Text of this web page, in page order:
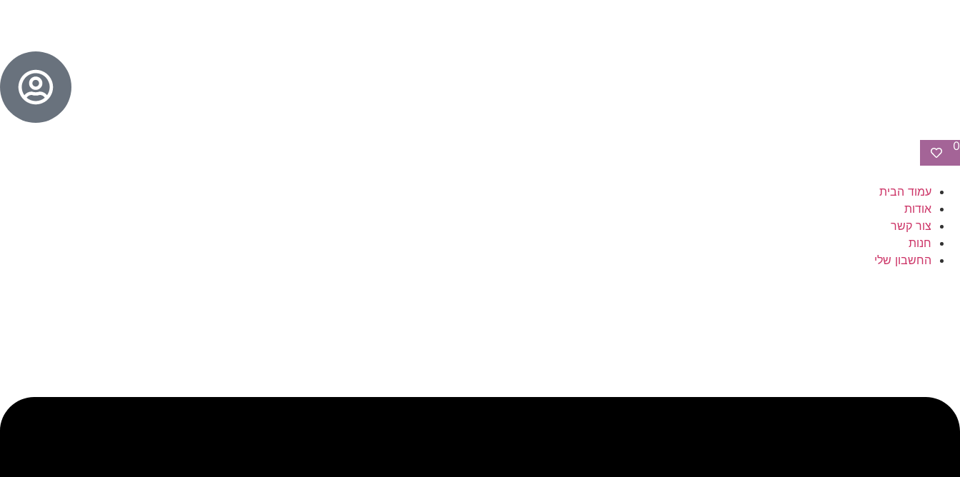
0
עמוד הבית
אודות
צור קשר
חנות
החשבון שלי